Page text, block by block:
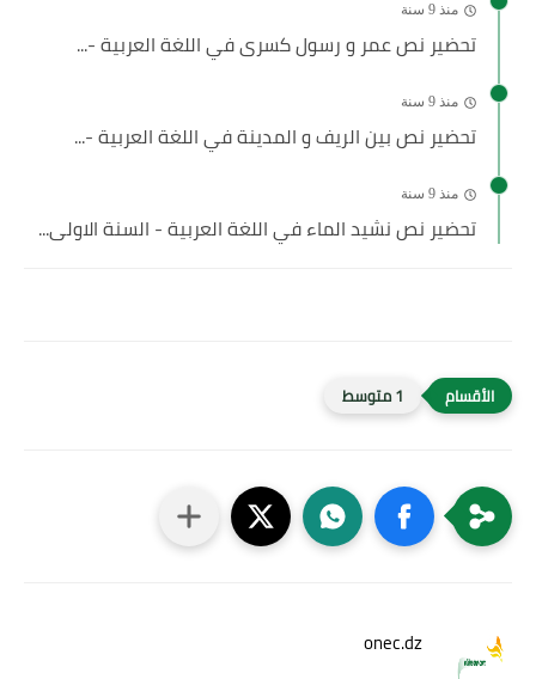
منذ 9 سنة
تحضير نص عمر و رسول كسرى في اللغة العربية -...
منذ 9 سنة
تحضير نص بين الريف و المدينة في اللغة العربية -...
منذ 9 سنة
تحضير نص نشيد الماء في اللغة العربية - السنة الاولى...
1 متوسط
onec.dz